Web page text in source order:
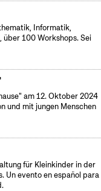
Informatik,
100 Workshops. Sei
am 12. Oktober 2024
und mit jungen Menschen
für Kleinkinder in der
Un evento en español para